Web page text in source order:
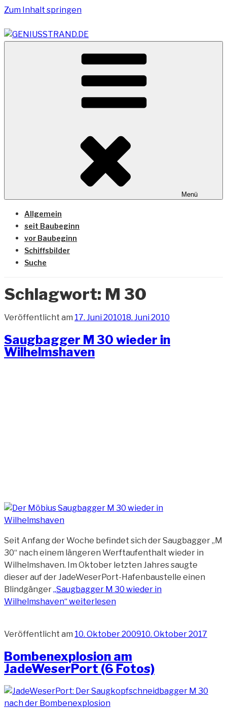
Zum Inhalt springen
GENIUSSTRAND.DE
Vom Geniusstrand zum JadeWeserPort/Container
Terminal Wilhelmshaven
Menü
Allgemein
seit Baubeginn
vor Baubeginn
Schiffsbilder
Suche
Schlagwort: M 30
Veröffentlicht am 17. Juni 201018. Juni 2010
Saugbagger M 30 wieder in
Wilhelmshaven
Seit Anfang der Woche befindet sich der Saugbagger „M
30“ nach einem längeren Werftaufenthalt wieder in
Wilhelmshaven. Im Oktober letzten Jahres saugte
dieser auf der JadeWeserPort-Hafenbaustelle einen
Blindgänger„Saugbagger M 30 wieder in
Wilhelmshaven“weiterlesen
Veröffentlicht am 10. Oktober 200910. Oktober 2017
Bombenexplosion am
JadeWeserPort (6 Fotos)